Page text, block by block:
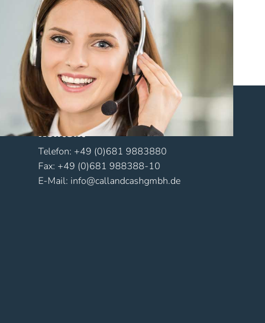
Kontakt
Telefon: +49 (0)681 9883880
Fax: +49 (0)681 988388-10
E-Mail: info@callandcashgmbh.de